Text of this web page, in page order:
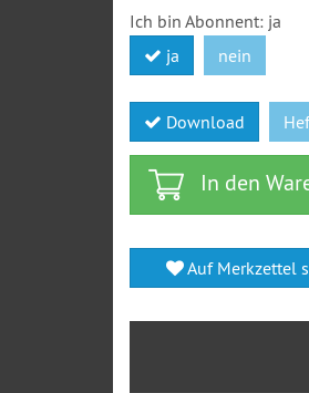
Ich bin Abonnent: ja
ja
nein
Download
In den
Auf Merkzettel